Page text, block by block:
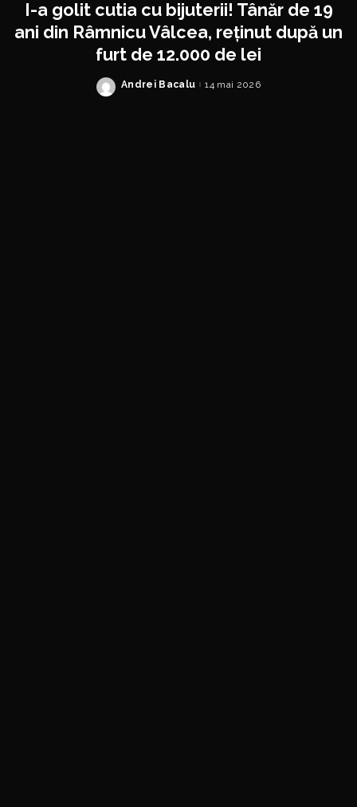
I-a golit cutia cu bijuterii! Tânăr de 19
ani din Râmnicu Vâlcea, reținut după un
furt de 12.000 de lei
Posted
Andrei Bacalu 14 mai 2026